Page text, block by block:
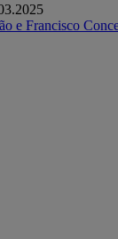
e Francisco